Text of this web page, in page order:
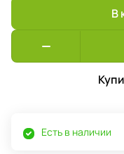
В
Есть в наличии